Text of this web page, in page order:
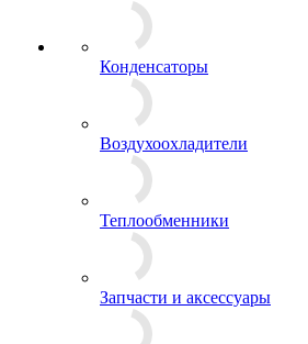
Конденсаторы
Воздухоохладители
Теплообменники
Запчасти и аксессуары